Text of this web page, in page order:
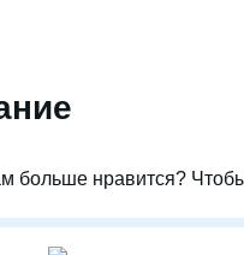
больше нравится?